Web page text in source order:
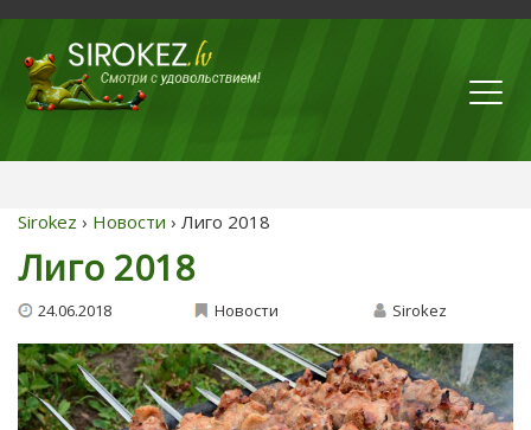
Sirokez › Новости › Лиго 2018
Лиго 2018
24.06.2018 Новости Sirokez